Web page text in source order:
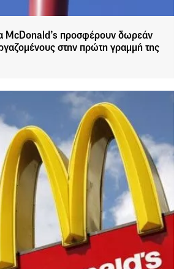
McDonald’s προσφέρουν δωρεάν
στην πρώτη γραμμή της